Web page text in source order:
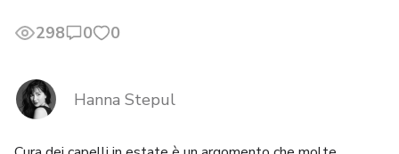
ACCESSORI
MARCHE
Consegna e Pagamento
298 0 0
Hanna Stepul